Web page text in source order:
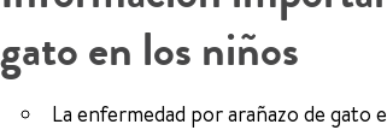
gato en los niños
La enfermedad por arañazo de gato